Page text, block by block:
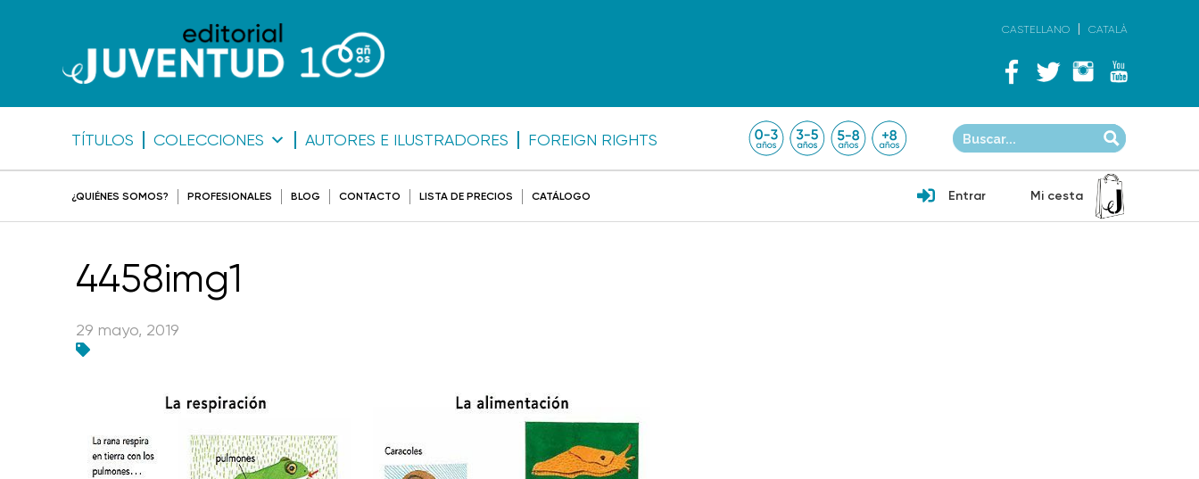
CASTELLANO CATALÀ
TÍTULOS COLECCIONES AUTORES E ILUSTRADORES FOREIGN RIGHTS
¿QUIÉNES SOMOS? PROFESIONALES BLOG CONTACTO LISTA DE PRECIOS CATÁLOGO Entrar Mi cesta
4458img1
29 mayo, 2019